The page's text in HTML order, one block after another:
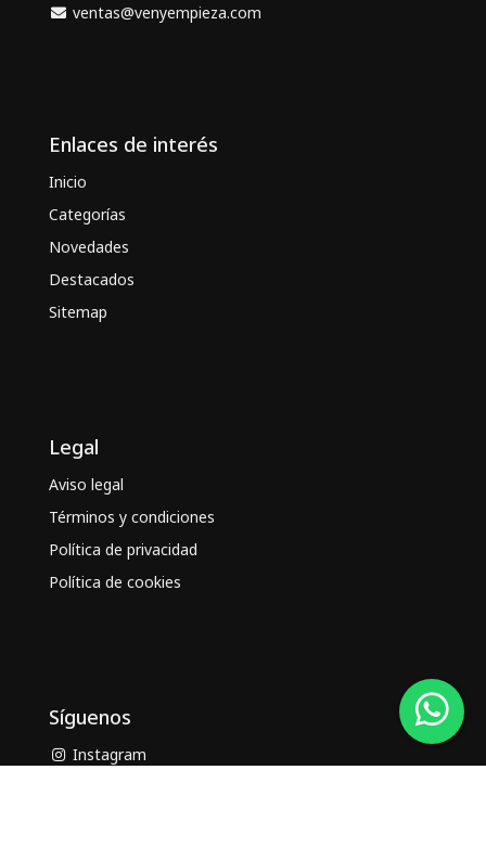
ventas@venyempieza.com
Enlaces de interés
Inicio
Categorías
Novedades
Destacados
Sitemap
Legal
Aviso legal
Términos y condiciones
Política de privacidad
Política de cookies
Síguenos
Instagram